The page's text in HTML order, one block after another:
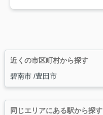
近くの市区町村から探す
碧南市 豊田市
同じエリアにある駅から探す